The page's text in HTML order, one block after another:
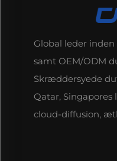
Global leder
samt OEM/ODM
Skræddersyede
Qatar,
cloud-diffusion,